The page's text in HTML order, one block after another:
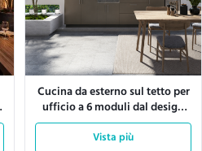
Cucina da esterno sul tetto per
ufficio a 6 moduli dal design
modulare da 3444 mm
Vista più